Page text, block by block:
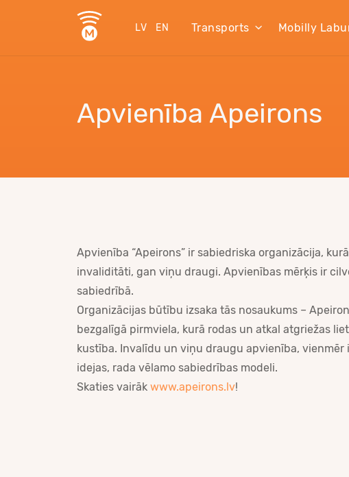
LV EN Transports Mobilly
Apvienība Apeirons
Apvienība “Apeirons” ir sabiedriska organizācija,
invaliditāti, gan viņu draugi. Apvienības mērķis ir
sabiedrībā.
Organizācijas būtību izsaka tās nosaukums –
bezgalīgā pirmviela, kurā rodas un atkal atgriežas
kustība. Invalīdu un viņu draugu apvienība, vienmēr
idejas, rada vēlamo sabiedrības modeli.
Skaties vairāk www.apeirons.lv!